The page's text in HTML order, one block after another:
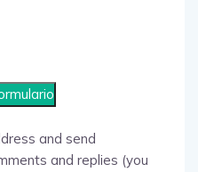
and send
and replies (you